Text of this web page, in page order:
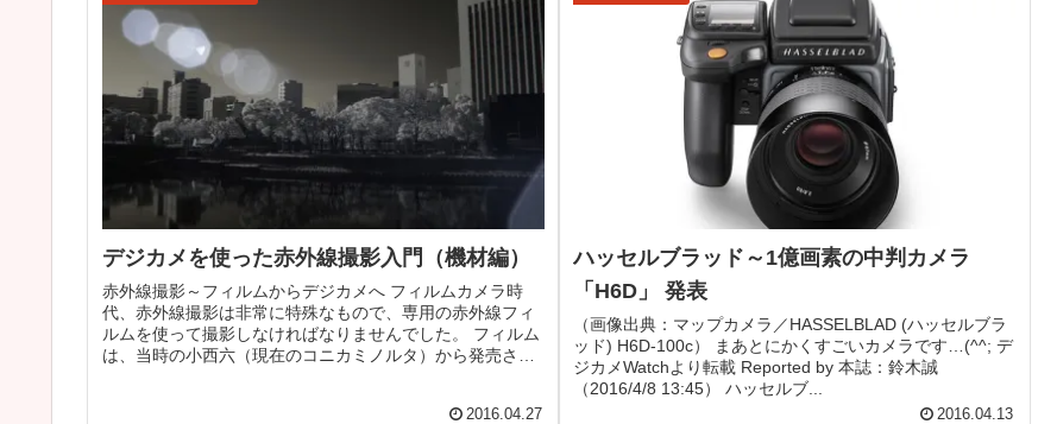
デジカメを使った赤外線撮影入門（機材編）
赤外線撮影～フィルムからデジカメへ フィルムカメラ時
代、赤外線撮影は非常に特殊なもので、専用の赤外線フィ
ルムを使って撮影しなければなりませんでした。 フィルム
は、当時の小西六（現在のコニカミノルタ）から発売され
2016.04.27
ハッセルブラッド～1億画素の中判カメラ
「H6D」 発表
（画像出典：マップカメラ／HASSELBLAD (ハッセルブラ
ッド) H6D-100c） まあとにかくすごいカメラです…(^^; デ
ジカメWatchより転載 Reported by 本誌：鈴木誠
（2016/4/8 13:45） ハッセルブ...
2016.04.13